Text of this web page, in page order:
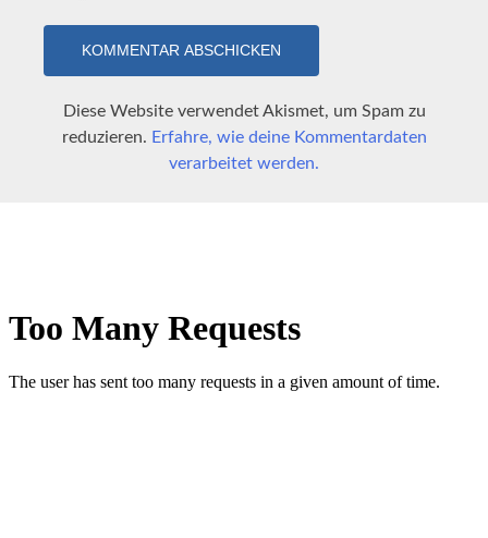
Diese Website verwendet Akismet, um Spam zu
reduzieren. Erfahre, wie deine Kommentardaten
verarbeitet werden.